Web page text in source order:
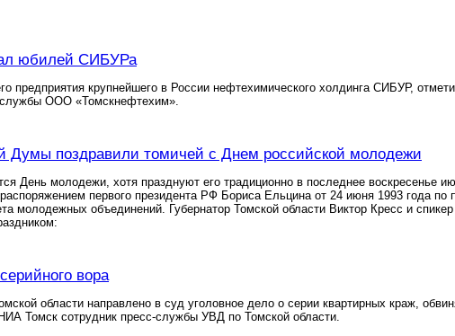
юбилей СИБУРа
предприятия крупнейшего в России нефтехимического холдинга СИБУР,
ООО «Томскнефтехим».
Думы поздравили томичей с Днем российской молодежи
День молодежи, хотя празднуют его традиционно в последнее воскресенье
распоряжением первого президента РФ Бориса Ельцина от 24 июня 1993 года
молодежных объединений. Губернатор Томской области Виктор Кресс и
вора
области направлено в суд уголовное дело о серии квартирных краж,
Томск сотрудник пресс-службы УВД по Томской области.